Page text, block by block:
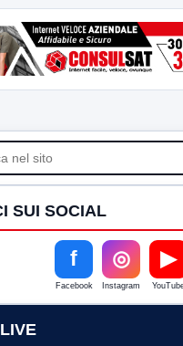
SUI SOCIAL
f
Facebook
◎
Instagram
▶